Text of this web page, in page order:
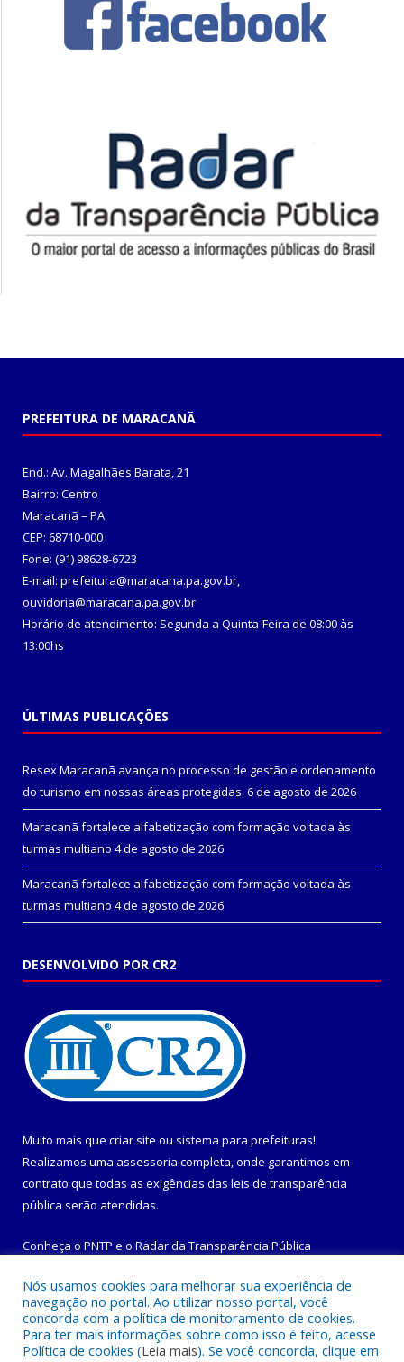
PREFEITURA DE MARACANÃ
End.: Av. Magalhães Barata, 21
Bairro: Centro
Maracanã – PA
CEP: 68710-000
Fone: (91) 98628-6723
E-mail: prefeitura@maracana.pa.gov.br,
ouvidoria@maracana.pa.gov.br
Horário de atendimento: Segunda a Quinta-Feira de 08:00 às
13:00hs
ÚLTIMAS PUBLICAÇÕES
Resex Maracanã avança no processo de gestão e ordenamento
do turismo em nossas áreas protegidas. 6 de agosto de 2026
Maracanã fortalece alfabetização com formação voltada às
turmas multiano 4 de agosto de 2026
Maracanã fortalece alfabetização com formação voltada às
turmas multiano 4 de agosto de 2026
DESENVOLVIDO POR CR2
Muito mais que criar site ou sistema para prefeituras!
Realizamos uma assessoria completa, onde garantimos em
contrato que todas as exigências das leis de transparência
pública serão atendidas.
Conheça o PNTP e o Radar da Transparência Pública
Todos os direitos reservados a Prefeitura Municipal de
Maracanã.
Nós usamos cookies para melhorar sua experiência de
navegação no portal. Ao utilizar nosso portal, você
concorda com a política de monitoramento de cookies.
Para ter mais informações sobre como isso é feito, acesse
Política de cookies (Leia mais). Se você concorda, clique em